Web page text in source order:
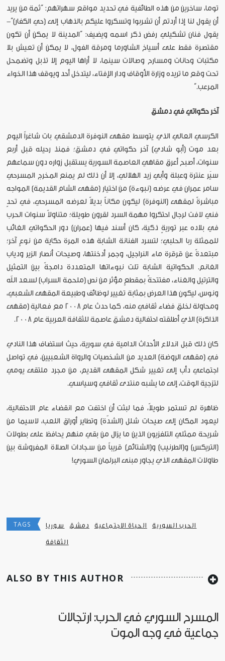
توما، ساخرين من هذه الطائفية في تحديد مواقع سهراتهم: “ثمة من يريد
أن يقول لنا إذا أردتم أن تشربوا وتسكروا عليكم بالذهاب إلى (حي الكفار)”-
يقول فنان تشكيلي رفض ذكر اسمه ويضيف: “المدينة لا يمكن أن تكون
مقتصرة فقط على أسياخ الشاورما ومرقة الفول، لا يمكن أن تعيش بلا
مكتبات وحانات ومسارح وصالات سينما، لا أراها اليوم إلا تذبل وتضمحل
تحت وقع ما تريده وزارة الأوقاف ودار الإفتاء، ليتدخل أحد ويوقف هذا الخواء
المرعب.”
آخر حكواتي في دمشق
الكرسي العالي الذي يتوسط مقهى النوفرة الدمشقي بات شاغراً اليوم
بعد موت (أبو شادي) آخر حكواتي في دمشق؛ فمنذ رحيله قبل أربع
سنوات، أصبح أعرق مقاهي العاصمة السورية يستقبل زواره دون سماعهم
سيَر عنترة وعبلة وأبي زيد الهلالي، إلا أن ذلك لم يمنع المخرج المسرحي
سامر عمران في عرضه (نبوءة) من اختيار (مقهى الشام القديمة) المواجه
مباشرةً لمقهى (النوفرة) ليكون مكاناً بديلاً لعرضه المسرحي، في تحدٍ
فني لافت لرجال احتكروا مهمة السرد لقرون طويلة؛ متناولاً سنوات الحرب
في بلاده عبر توريةٍ ذكية، كان أسند فيها (عمران) دور الحكواتي الغائب
للممثلة ربا الحلبي؛ لتسرد الفنانة الشابة هذه المرة حكاية من نوعٍ آخر؛
مبتعدةً عن قرقرة ماء النراجيل، وجمر أدخنتها، وصيحات أنصار الزير ودياب
الغانم. الحكواتية الشابة تلت نبوءاتها المتعددة دامجةً بين التمثيل
والترتيل والغناء، مفتتحةً بمقطعٍ مؤثر من نص (ملحمة السراب) لسعد الله
ونوس، ليكون هذا العرض بمثابة تغيير لوظائف وطبيعة المقهى الشعبي،
ومحاولة لخلق فضاء ثقافي منه، كما حدث عام 2008 مع فعالية (مقهى
الذاكرة) الذي أطلقته احتفالية دمشق عاصمة للثقافة العربية عام 2008.
كان ذلك قبل اندلاع الأحداث الدامية في سورية، حيث استضاف هذا النادي
في (مقهى الروضة) العديد من الشخصيات والرواة الشعبيين، في تواصل
اجتماعي دأب إلى تغيير شكل المقهى القديم، من مجرد ملتقى يومي
لتزجية الوقت، إلى ما يشبه منتدى ثقافي وسياسي.
ظاهرة لم تستمر طويلاً، فما لبثت أن اختفت مع انقضاء عام الاحتفالية،
ليعود المكان إلى صيحات شلل (الشدّة) وتطاير أوراق اللعب، لاسيما من
شريحة ممثلي التلفزيون الذين ما يزال من بقي منهم يحافظ على بطولات
(التريكس) و(الطرنيب) و(الشتائم) قريباً من سجادات الصلاة المفروشة بين
طاولات المقهى الذي يجاور مبنى البرلمان السوري!
TAGS سوريا دمشق الحياة الاجتماعية الحرب السورية
الثقافة
ALSO BY THIS AUTHOR
المسرح السوري في الحرب: ارتجالات
جماعية في وجه الموت